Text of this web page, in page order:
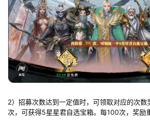
2）招募次数达到一定值时，可领取对应的次数
次，可获得5星星君自选宝箱。每100次，奖励